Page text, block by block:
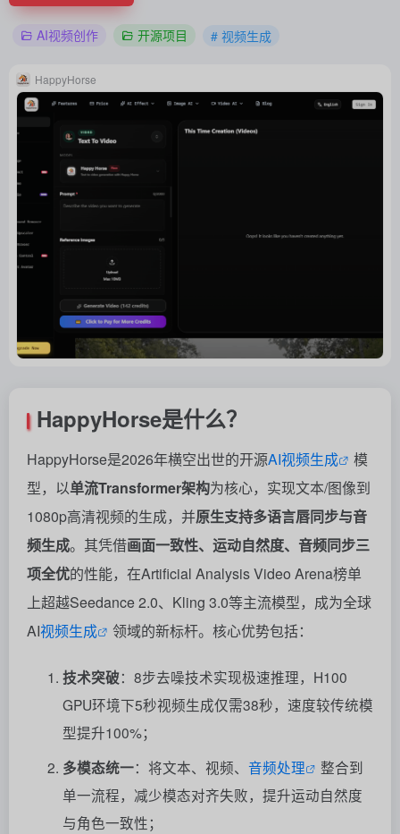
AI视频创作 开源项目 # 视频生成
HappyHorse
HappyHorse是什么？
HappyHorse是2026年横空出世的开源AI视频生成
模
型，以单流Transformer架构为核心，实现文本/图像到
1080p高清视频的生成，并原生支持多语言唇同步与音
频生成。其凭借画面一致性、运动自然度、音频同步三
项全优的性能，在Artificial Analysis Video Arena榜单
上超越Seedance 2.0、Kling 3.0等主流模型，成为全球
AI视频生成 领域的新标杆。核心优势包括：
技术突破：8步去噪技术实现极速推理，H100
GPU环境下5秒视频生成仅需38秒，速度较传统模
型提升100%；
多模态统一：将文本、视频、 音频处理
整合到
单一流程，减少模态对齐失败，提升运动自然度
与角色一致性；